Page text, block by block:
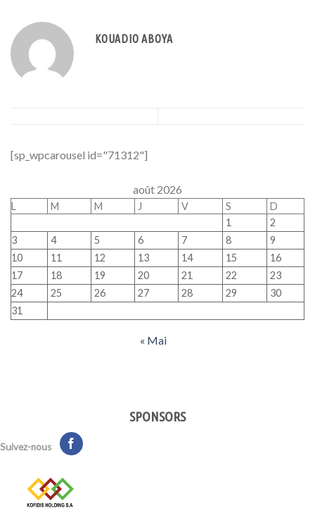
KOUADIO ABOYA
[sp_wpcarousel id="71312"]
août 2026
L M M J V S
D
1
2
3
4 5 6 7 8
9
10
11 12 13 14 15
16
17
18 19 20 21 22
23
24
25 26 27 28 29
30
31
« Mai
SPONSORS
Suivez-nous